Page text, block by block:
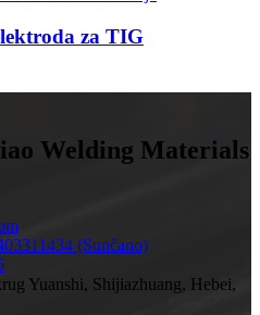
za TIG
Welding Materials
(Sunčano)
Yuanshi, Shijiazhuang, Hebei,